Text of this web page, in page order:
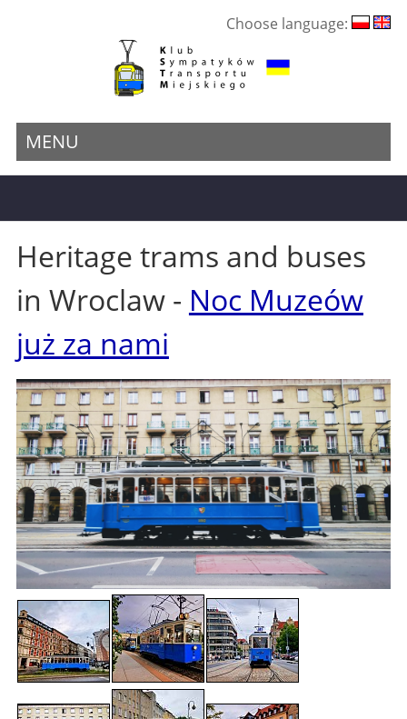
Choose language:
MENU
Heritage trams and buses
in Wroclaw - Noc Muzeów
już za nami